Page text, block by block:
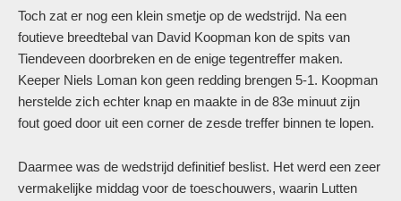
Toch zat er nog een klein smetje op de wedstrijd. Na een
foutieve breedtebal van David Koopman kon de spits van
Tiendeveen doorbreken en de enige tegentreffer maken.
Keeper Niels Loman kon geen redding brengen 5-1. Koopman
herstelde zich echter knap en maakte in de 83e minuut zijn
fout goed door uit een corner de zesde treffer binnen te lopen.
Daarmee was de wedstrijd definitief beslist. Het werd een zeer
vermakelijke middag voor de toeschouwers, waarin Lutten